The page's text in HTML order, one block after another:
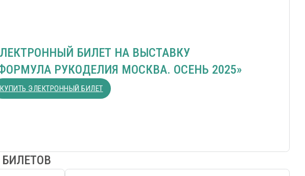
БИЛЕТ НА ВЫСТАВКУ
РУКОДЕЛИЯ МОСКВА. ОСЕНЬ 2025»
КУПИТЬ ЭЛЕКТРОННЫЙ БИЛЕТ